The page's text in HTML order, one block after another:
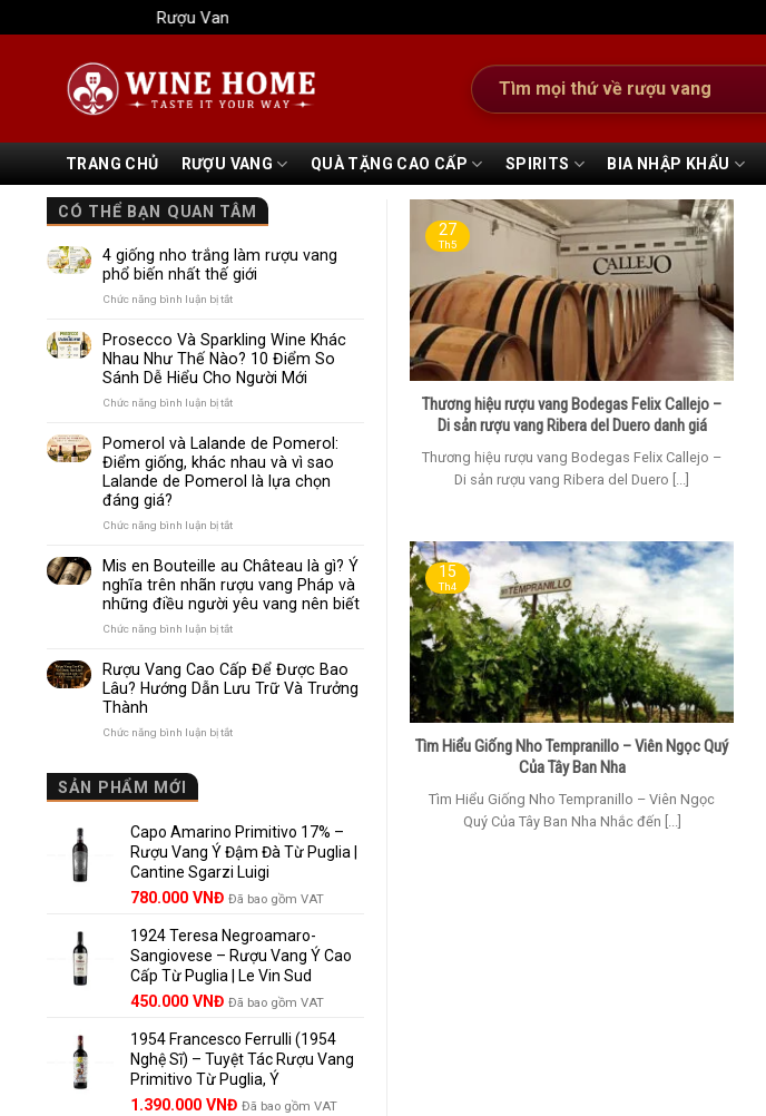
qua
Rượu Vang Wine Home
Tìm
kiếm:
TRANG CHỦ RƯỢU VANG QUÀ TẶNG CAO CẤP SPIRITS BIA NHẬP KHẨU
CÓ THỂ BẠN QUAN TÂM
4 giống nho trắng làm rượu vang
phổ biến nhất thế giới
Chức năng bình luận bị tắtở
giống
nho
trắng
làm
biến
nhất
thế
Prosecco Và Sparkling Wine Khác
Nhau Như Thế Nào? 10 Điểm So
Sánh Dễ Hiểu Cho Người Mới
Chức năng bình luận bị tắtở
Và
Sparkling
Wine
Khác
10
Điểm
So
Dễ
Cho
Người
Pomerol và Lalande de Pomerol:
Điểm giống, khác nhau và vì sao
Lalande de Pomerol là lựa chọn
đáng giá?
Chức năng bình luận bị tắtở
Lalande
de
Pomerol:
nhau
và
chọn
đáng
giá?
Mis en Bouteille au Château là gì? Ý
nghĩa trên nhãn rượu vang Pháp và
những điều người yêu vang nên biết
Chức năng bình luận bị tắtở
en
Bouteille
au
rượu
vang
Pháp
và
những
yêu
vang
nên
Rượu Vang Cao Cấp Để Được Bao
Lâu? Hướng Dẫn Lưu Trữ Và Trưởng
Thành
Chức năng bình luận bị tắtở
Được
Bao
Lâu?
Hướng
Dẫn
Trữ
Và
Trưởng
Thành
SẢN PHẨM MỚI
Capo Amarino Primitivo 17% –
Rượu Vang Ý Đậm Đà Từ Puglia |
Cantine Sgarzi Luigi
Giá
là:
858.000 VNĐ.
780.000 VNĐGiá
tại
là:
780.000 VNĐ.
Đã bao gồm VAT
1924 Teresa Negroamaro-
Sangiovese – Rượu Vang Ý Cao
Cấp Từ Puglia | Le Vin Sud
Giá
là:
495.000 VNĐ.
450.000 VNĐGiá
tại
là:
450.000 VNĐ.
Đã bao gồm VAT
1954 Francesco Ferrulli (1954
Nghệ Sĩ) – Tuyệt Tác Rượu Vang
Primitivo Từ Puglia, Ý
Giá
1.390.000 VNĐGiá
Đã bao gồm VAT
Thương hiệu rượu vang Bodegas Felix Callejo –
Di sản rượu vang Ribera del Duero danh giá
Thương hiệu rượu vang Bodegas Felix Callejo –
Di sản rượu vang Ribera del Duero [...]
27
Th5
Tìm Hiểu Giống Nho Tempranillo – Viên Ngọc Quý
Của Tây Ban Nha
Tìm Hiểu Giống Nho Tempranillo – Viên Ngọc
Quý Của Tây Ban Nha Nhắc đến [...]
15
Th4